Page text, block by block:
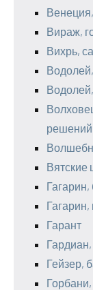
Вираж,
Вихрь,
решений
Вятские
Гарант
Гейзер,